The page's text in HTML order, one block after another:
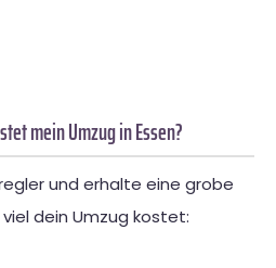
mein Umzug in Essen?
und erhalte eine grobe
dein Umzug kostet: